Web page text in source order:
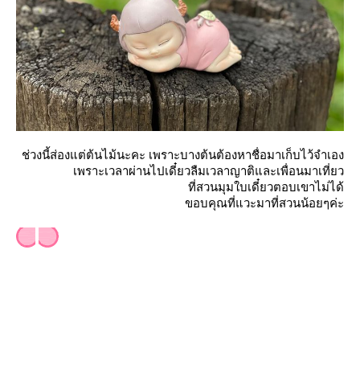
ช่วงนี้ส่องแต่ต้นไม้นะคะ เพราะบางต้นต้องหาชื่อมาเก็บไว้จำเอง
เพราะเวลาผ่านไปเดี๋ยวลืมเวลาญาติและเพื่อนมาเที่ยว
ที่สวนมุมใบเดี๋ยวตอบเขาไม่ได้
ขอบคุณที่แวะมาที่สวนน้อยๆค่ะ